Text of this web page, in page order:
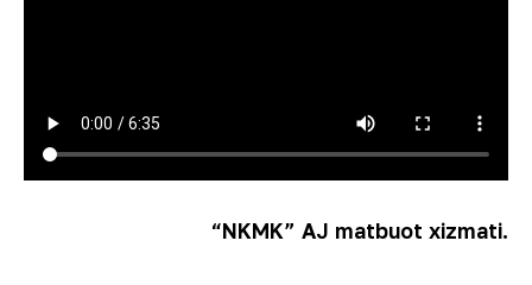
“NKMK” AJ matbuot xizmati.